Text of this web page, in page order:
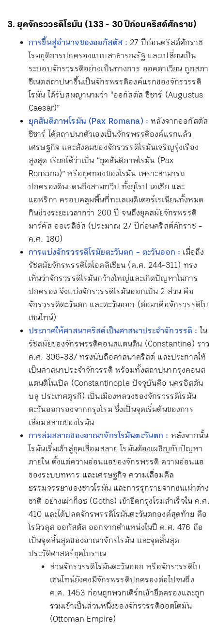
3. ยุคจักรววรดิโรมัน (133 - 30 ปีก่อนคริสต์ศักราช)
การขึ้นสู่อำนาจของออกัสตัส : 27 ปีก่อนคริสต์ศักราช
โรมยุติการปกครองแบบสาธารณรัฐ และเปลี่ยนเป็น
ระบอบจักรวรรดิอย่างเป็นทางการ ออคตาเวียน ถูกสภา
ซีเนตสถาปนาขึ้นเป็นจักรพรรดิองค์แรกของจักรวรรดิ
โรมัน ได้รับสมญานามว่า “ออกัสตัส ซีซาร์ (Augustus
Caesar)”
ยุคสันติภาพโรมัน (Pax Romana) : หลังจากออกัสตัส
ซีซาร์ ได้สถาปนาตัวเองเป็นจักรพรรดิองค์แรกแล้ว
เศรษฐกิจ และสังคมของจักรวรรดิโรมันเจริญรุ่งเรือง
สูงสุด เรียกได้ว่าเป็น “ยุคสันติภาพโรมัน (Pax
Romana)” หรือยุคทองของโรมัน เพราะสามารถ
ปกครองดินแดนถึงสามทวีป ทั้งยุโรป เอเชีย และ
แอฟริกา ครอบคลุมพื้นที่ทะเลเมดิเตอร์เรเนียนทั้งหมด
กินช่วงระยะเวลากว่า 200 ปี จนถึงยุคสมัยจักรพรรดิ
มาร์คัส ออเรลิอัส (ประมาณ 27 ปีก่อนคริสต์ศักราช -
ค.ศ. 180)
การแบ่งจักรวรรดิโรมัยตะวันตก - ตะวันออก : เมื่อถึง
รัชสมัยจักรพรรดิไดโอคลิเชียน (ค.ศ. 244-311) ทรง
เห็นว่าจักรวรรดิโรมันกว้างใหญ่และเกิดปัญหาในการ
ปกครอง จึงแบ่งจักรวรรดิโรมันออกเป็น 2 ส่วน คือ
จักรวรรดิตะวันตก และตะวันออก (ต่อมาคือจักรวรรดิไบ
เซนไทน์)
ประกาศให้ศาสนาคริสต์เป็นศาสนาประจำจักวรรดิ : ใน
รัชสมัยของจักรพรรดิคอนสแตนดิน (Constantine) ราว
ค.ศ. 306-337 ทรงนับถือศาสนาคริสต์ และประกาศให้
เป็นศาสนาประจำจักวรรดิ พร้อมทั้งสถาปนากรุงคอนส
แตนติโนเปิล (Constantinople ปัจจุบันคือ นครอิสตัน
บลู ประเทศตุรกี) เป็นเมืองหลวงของจักรวรรดิโรมัน
ตะวันออกรองจากกรุงโรม ซึ่งเป็นจุดเริ่มต้นของการ
เสื่อมสลายของโรมัน
การล่มสลายของอาณาจักรโรมันตะวันตก : หลังจากนั้น
โรมันเริ่มเข้าสู่ยุคเสื่อมสลาย โรมันต้องเผชิญกับปัญหา
ภายใน ตั้งแต่ความอ่อนแอของจักรพรรดิ ความอ่อนแอ
ของระบบทหาร และเศรษฐกิจ ความเสื่อมศีล
ธรรมจรรยาของชาวโรมัน และการรุกรายจากชนเผ่าต่าง
ชาติ อย่างเผ่าก็อธ (Goths) เข้ายึดกรุงโรมสำเร็จใน ค.ศ.
410 และได้ปลดจักรพรรดิโรมันตะวันตกองค์สุดท้าย คือ
โรมิวลุส ออกัสตัส ออกจากตำแหน่งในปี ค.ศ. 476 ถือ
เป็นจุดสิ้นสุดของอาณาจักรโรมัน และจุดสิ้นสุด
ประวัติศาสตร์ยุคโบราณ
ส่วนจักรวรรดิโรมันตะวันออก หรือจักรวรรดิไบ
เซนไทน์ยังคงมีจักรพรรดิปกครองต่อไปจนถึง
ค.ศ. 1453 ก่อนถูกพวกเติร์กเข้ายึดครองและถูก
รวมเข้าเป็นส่วนหนึ่งของจักรวรรดิออตโตมัน
(Ottoman Empire)